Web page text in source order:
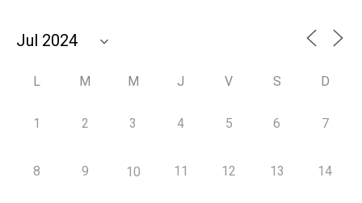
L M M J V S D
1 2 3 4 5 6 7
8 9 10 11 12 13 14